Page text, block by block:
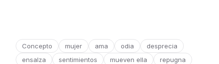
Concepto mujer ama odia
desprecia
ensalza
sentimientos mueven ella
repugna